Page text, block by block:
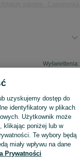
Wyświetlenia:
skontaktować się z
uzyskujemy dostęp do
identyfikatory w plikach
Użytkownik może
klikając poniżej lub w
Te wybory będą
miały wpływu na dane
Prywatności